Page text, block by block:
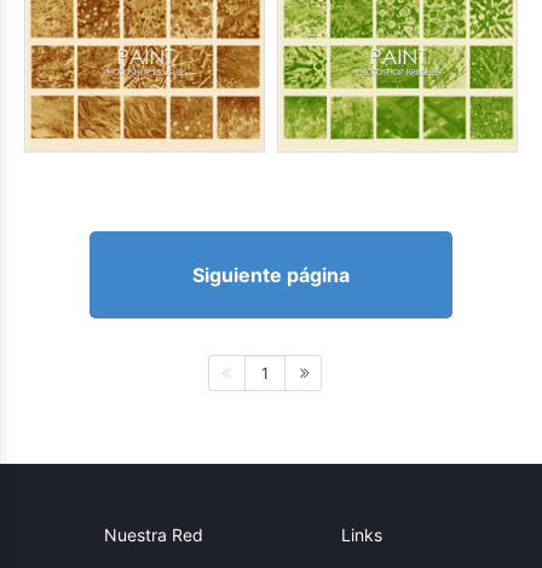
Siguiente página
1
Nuestra Red Links